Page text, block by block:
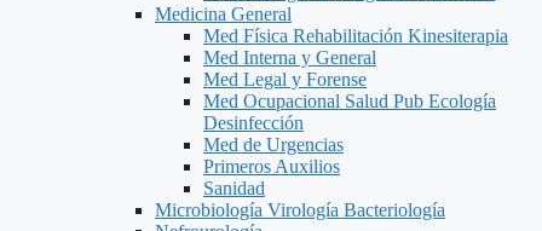
Medicina General
Med Física Rehabilitación Kinesiterapia
Med Interna y General
Med Legal y Forense
Med Ocupacional Salud Pub Ecología
Desinfección
Med de Urgencias
Primeros Auxilios
Sanidad
Microbiología Virología Bacteriología